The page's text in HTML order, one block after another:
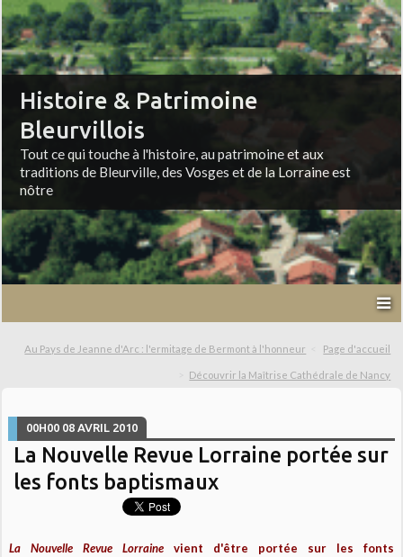
Histoire & Patrimoine
Bleurvillois
Tout ce qui touche à l'histoire, au patrimoine et aux
traditions de Bleurville, des Vosges et de la Lorraine est
nôtre
Au Pays de Jeanne d'Arc : l'ermitage de Bermont à l'honneur Page d'accueil
Découvrir la Maîtrise Cathédrale de Nancy
00H00 08 AVRIL 2010
La Nouvelle Revue Lorraine portée sur
les fonts baptismaux
La Nouvelle Revue Lorraine vient d'être portée sur les fonts